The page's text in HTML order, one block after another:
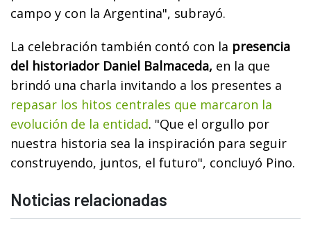
campo y con la Argentina", subrayó.
La celebración también contó con la presencia
del historiador Daniel Balmaceda, en la que
brindó una charla invitando a los presentes a
repasar los hitos centrales que marcaron la
evolución de la entidad. "Que el orgullo por
nuestra historia sea la inspiración para seguir
construyendo, juntos, el futuro", concluyó Pino.
Noticias relacionadas